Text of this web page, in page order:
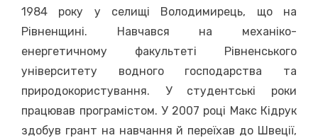
1984 року у селищі Володимирець, що на
Рівненщині. Навчався на механіко-
енергетичному факультеті Рівненського
університету водного господарства та
природокористування. У студентські роки
працював програмістом. У 2007 році Макс Кідрук
здобув грант на навчання й переїхав до Швеції,